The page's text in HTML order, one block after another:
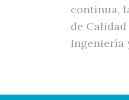
continua,
de
Ingeniería